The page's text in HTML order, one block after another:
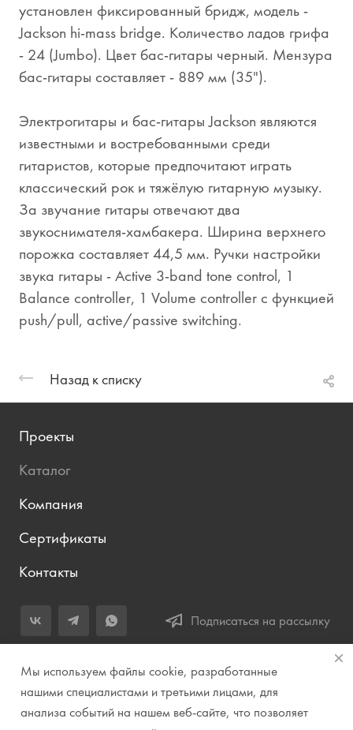
установлен фиксированный бридж, модель -
Jackson hi-mass bridge. Количество ладов грифа
- 24 (Jumbo). Цвет бас-гитары черный. Мензура
бас-гитары составляет - 889 мм (35").
Электрогитары и бас-гитары Jackson являются
известными и востребованными среди
гитаристов, которые предпочитают играть
классический рок и тяжёлую гитарную музыку.
За звучание гитары отвечают два
звукоснимателя-хамбакера. Ширина верхнего
порожка составляет 44,5 мм. Ручки настройки
звука гитары - Active 3-band tone control, 1
Balance controller, 1 Volume controller с функцией
push/pull, active/passive switching.
Назад к списку
Проекты
Каталог
Компания
Сертификаты
Контакты
Подписаться на рассылку
+7 (343) 283-04-11
Заказать звонок
info@prirodazvuka.ru
Мы используем файлы cookie, разработанные
нашими специалистами и третьими лицами, для
анализа событий на нашем веб-сайте, что позволяет